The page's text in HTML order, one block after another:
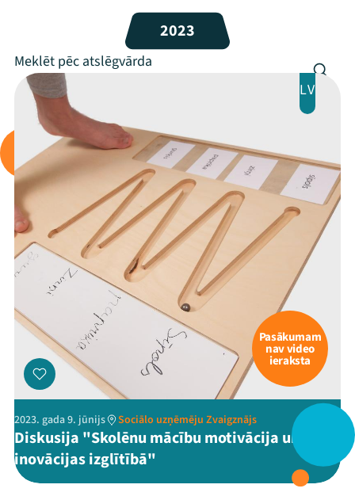
Festivāls
Programma
Viņi bija LAMPĀ 2026
Jaunumi
Ziedo
Veikals
Kontakti
ThreadsFacebookYoutube TikTok
2023
LV
Pasākumam
nav video
ieraksta
2023. gada 9. jūnijs Sociālo uzņēmēju Zvaigznājs
Diskusija "Skolēnu mācību motivācija un
inovācijas izglītībā"